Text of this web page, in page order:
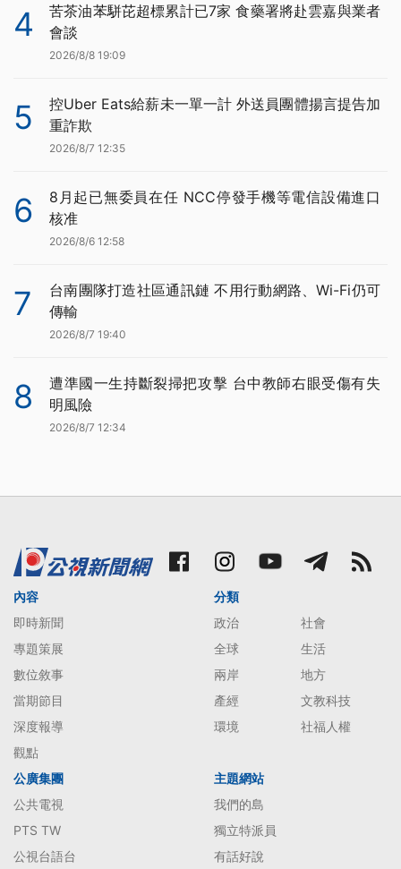
4
苦茶油苯駢芘超標累計已7家 食藥署將赴雲嘉與業者
會談
2026/8/8 19:09
5
控Uber Eats給薪未一單一計 外送員團體揚言提告加
重詐欺
2026/8/7 12:35
6
8月起已無委員在任 NCC停發手機等電信設備進口
核准
2026/8/6 12:58
7
台南團隊打造社區通訊鏈 不用行動網路、Wi-Fi仍可
傳輸
2026/8/7 19:40
8
遭準國一生持斷裂掃把攻擊 台中教師右眼受傷有失
明風險
2026/8/7 12:34
內容
即時新聞
專題策展
數位敘事
當期節目
深度報導
觀點
分類
政治
社會
全球
生活
兩岸
地方
產經
文教科技
環境
社福人權
公廣集團
公共電視
PTS TW
公視台語台
主題網站
我們的島
獨立特派員
有話好說